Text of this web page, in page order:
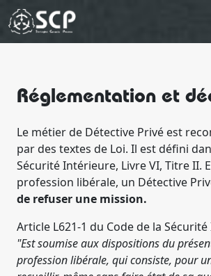
Réglementation et
Le métier de Détective Privé est
par des textes de Loi. Il est défini
Sécurité Intérieure, Livre VI, Titre II.
profession libérale, un Détective
de refuser une mission.
Article L621-1 du Code de la
"Est soumise aux dispositions du
profession libérale, qui consiste, pour